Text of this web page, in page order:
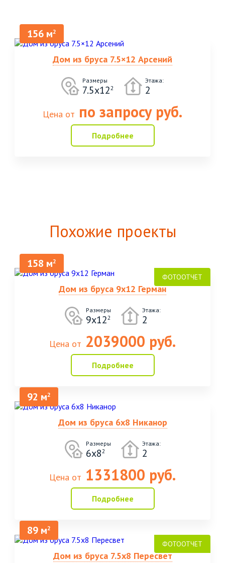
156 м2
Дом из бруса 7.5×12 Арсений
Размеры
7.5x122
Этажа:
2
Цена от по запросу руб.
Подробнее
Похожие проекты
158 м2
Дом из бруса 9х12 Герман
Размеры
9х122
Этажа:
2
Цена от 2039000 руб.
Подробнее
92 м2
Дом из бруса 6х8 Никанор
Размеры
6х82
Этажа:
2
Цена от 1331800 руб.
Подробнее
89 м2
Дом из бруса 7.5х8 Пересвет